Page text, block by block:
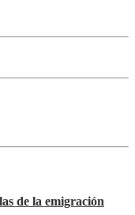
de la emigración